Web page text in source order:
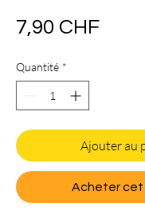
7,90 CHFPrix
Quantité *
Ajouter au
Acheter cet